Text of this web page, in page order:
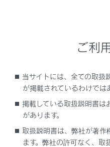
プラスサポートを使用する
起によって運転者を補助し
ョンです。
ご利
当サイトには、全ての取扱
が掲載されているわけでは
掲載している取扱説明書は
があります。
取扱説明書は、弊社が著作
ます。弊社の許可なく、取